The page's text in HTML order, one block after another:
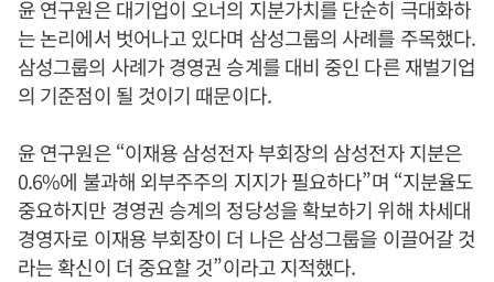
윤 연구원은 대기업이 오너의 지분가치를 단순히 극대화하
는 논리에서 벗어나고 있다며 삼성그룹의 사례를 주목했다.
삼성그룹의 사례가 경영권 승계를 대비 중인 다른 재벌기업
의 기준점이 될 것이기 때문이다.
윤 연구원은 “이재용 삼성전자 부회장의 삼성전자 지분은
0.6%에 불과해 외부주주의 지지가 필요하다”며 “지분율도
중요하지만 경영권 승계의 정당성을 확보하기 위해 차세대
경영자로 이재용 부회장이 더 나은 삼성그룹을 이끌어갈 것
라는 확신이 더 중요할 것”이라고 지적했다.